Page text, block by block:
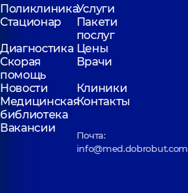
ПоликлиникаУслуги
Стационар
Пакети
послуг
Диагностика Цены
Скорая
помощь
Врачи
Новости
Клиники
Медицинская
библиотека
Контакты
Вакансии
Почта:
info@med.dobrobut.com